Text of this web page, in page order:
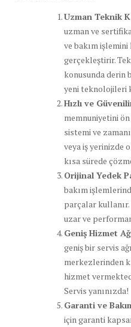
Uzman Teknik
uzman ve
ve bakım
gerçekleştirir.
konusunda derin
yeni teknolojileri
Hızlı ve
memnuniyetini
sistemi ve
veya iş yerinizde
kısa sürede
Orijinal Yedek
bakım
parçalar kullanır.
uzar ve
Geniş Hizmet
geniş bir servis
merkezlerinden
hizmet
Servis yanınızda!
Garanti ve
için garanti